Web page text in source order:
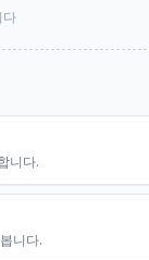
다
니다.
니다.